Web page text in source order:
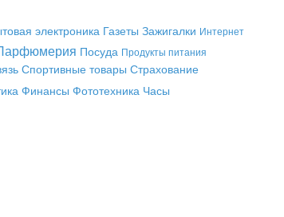
электроника Газеты Зажигалки Интернет
Посуда Продукты питания
Спортивные товары Страхование
Финансы Фототехника Часы